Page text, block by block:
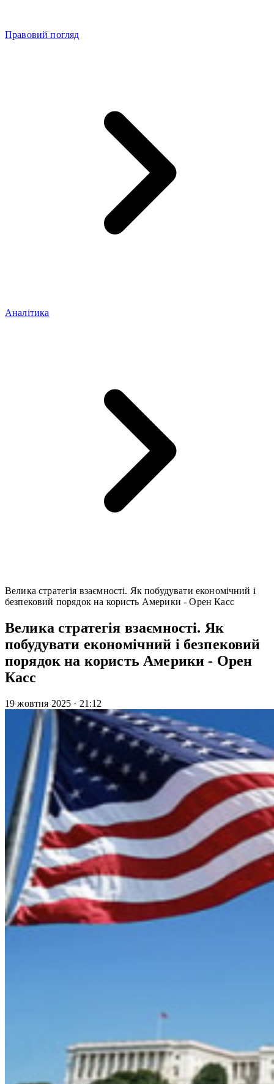
Правовий погляд
Аналітика
Велика стратегія взаємності. Як побудувати економічний і
безпековий порядок на користь Америки - Орен Касс
Велика стратегія взаємності. Як
побудувати економічний і безпековий
порядок на користь Америки - Орен
Касс
19 жовтня 2025 · 21:12